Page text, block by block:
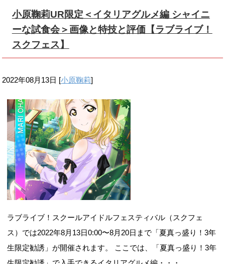
小原鞠莉UR限定＜イタリアグルメ編 シャイニ
ーな試食会＞画像と特技と評価【ラブライブ！
スクフェス】
2022年08月13日 [小原鞠莉]
ラブライブ！スクールアイドルフェスティバル（スクフェ
ス）では2022年8月13日0:00〜8月20日まで「夏真っ盛り！3年
生限定勧誘」が開催されます。 ここでは、「夏真っ盛り！3年